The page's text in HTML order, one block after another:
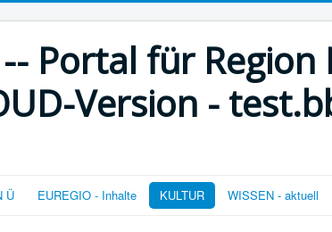
-- Portal für Region
Version -
Ü EUREGIO - Inhalte KULTUR WISSEN - aktuell